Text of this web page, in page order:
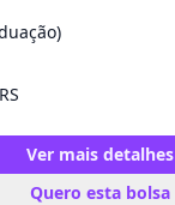
Ver mais detalhes
Quero esta bolsa